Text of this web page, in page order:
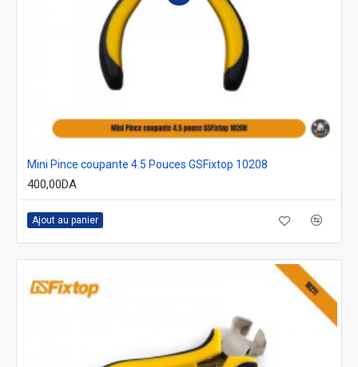
Mini Pince coupante 4.5 Pouces GSFixtop 10208
400,00DA
Ajout au panier